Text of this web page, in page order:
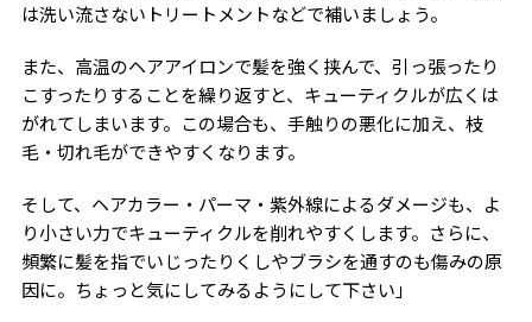
は洗い流さないトリートメントなどで補いましょう。
また、高温のヘアアイロンで髪を強く挟んで、引っ張ったり
こすったりすることを繰り返すと、キューティクルが広くは
がれてしまいます。この場合も、手触りの悪化に加え、枝
毛・切れ毛ができやすくなります。
そして、ヘアカラー・パーマ・紫外線によるダメージも、よ
り小さい力でキューティクルを削れやすくします。さらに、
頻繁に髪を指でいじったりくしやブラシを通すのも傷みの原
因に。ちょっと気にしてみるようにして下さい」